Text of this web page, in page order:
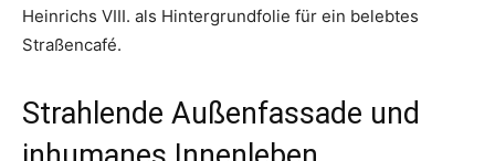
Heinrichs VIII. als Hintergrundfolie für ein belebtes
Straßencafé.
Strahlende Außenfassade und